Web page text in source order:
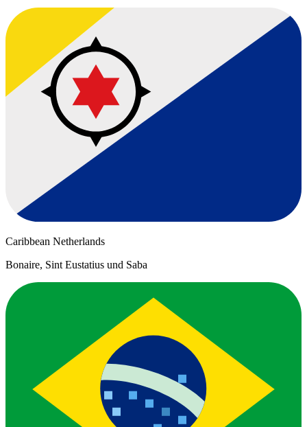
Caribbean Netherlands
Bonaire, Sint Eustatius und Saba